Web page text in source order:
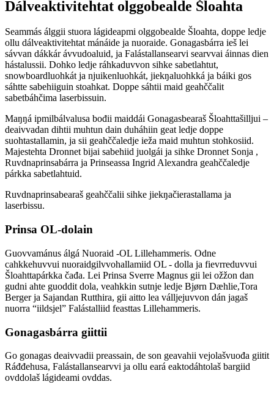
Dálveaktivitehtat olggobealde Šloahta
Seammás álggii stuora lágideapmi olggobealde Šloahta, doppe ledje
ollu dálveaktivitehtat mánáide ja nuoraide. Gonagasbárra ieš lei
sávvan dákkár ávvudoaluid, ja Falástallansearvi searvvai áinnas dien
hástalussii. Dohko ledje ráhkaduvvon sihke sabetlahtut,
snowboardluohkát ja njuikenluohkát, jiekŋaluohkká ja báiki gos
sáhtte sabehiiguin stoahkat. Doppe sáhtii maid geahččalit
sabetbáhčima laserbissuin.
Maŋŋá ipmilbálvalusa bođii maiddái Gonagasbearaš Šloahttašilljui –
deaivvadan dihtii muhtun dain duháhiin geat ledje doppe
suohtastallamin, ja sii geahččaledje ieža maid muhtun stohkosiid.
Majestehta Dronnet bijai sabehiid juolgái ja sihke Dronnet Sonja ,
Ruvdnaprinsabárra ja Prinseassa Ingrid Alexandra geahččaledje
párkka sabetlahtuid.
Ruvdnaprinsabearaš geahččalii sihke jiekŋačierastallama ja
laserbissu.
Prinsa OL-dolain
Guovvamánus álgá Nuoraid -OL Lillehammeris. Odne
cahkkehuvvui nuoraidgilvvohallamiid OL - dolla ja fievrreduvvui
Šloahttapárkka čađa. Lei Prinsa Sverre Magnus gii lei ožžon dan
gudni ahte guoddit dola, veahkkin sutnje ledje Bjørn Dæhlie,Tora
Berger ja Sajandan Rutthira, gii aitto lea válljejuvvon dán jagaš
nuorra “iildsjel” Falástalliid feasttas Lillehammeris.
Gonagasbárra giittii
Go gonagas deaivvadii preassain, de son geavahii vejolašvuođa giitit
Ráđđehusa, Falástallansearvvi ja ollu eará eaktodáhtolaš bargiid
ovddolaš lágideami ovddas.